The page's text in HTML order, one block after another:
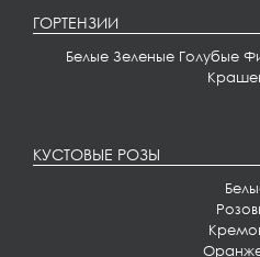
ГОРТЕНЗИИ
Белые Зеленые Голубые
КУСТОВЫЕ РОЗЫ